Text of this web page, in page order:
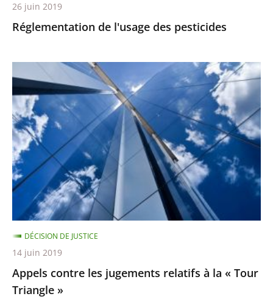
Réglementation de l'usage des pesticides
26 juin 2019
contre
les
jugements
relatifs
à
la
«
Tour
Triangle
»
Appels contre les jugements relatifs à la « Tour
Triangle »
DÉCISION DE JUSTICE
14 juin 2019